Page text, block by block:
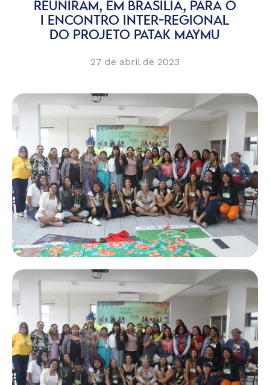
REUNIRAM, EM BRASÍLIA, PARA O
I ENCONTRO INTER-REGIONAL
DO PROJETO PATAK MAYMU
27 de abril de 2023